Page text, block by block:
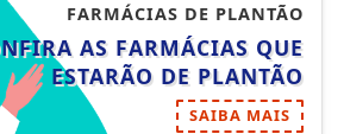
FARMÁCIAS DE PLANTÃO
AS FARMÁCIAS QUE
ESTARÃO DE PLANTÃO
SAIBA MAIS